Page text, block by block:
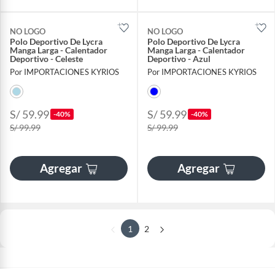
NO LOGO
Polo Deportivo De Lycra
Manga Larga - Calentador
Deportivo - Celeste
Por IMPORTACIONES KYRIOS
S/ 59.99 -40%
S/ 99.99
Agregar
NO LOGO
Polo Deportivo De Lycra
Manga Larga - Calentador
Deportivo - Azul
Por IMPORTACIONES KYRIOS
S/ 59.99 -40%
S/ 99.99
Agregar
1 2